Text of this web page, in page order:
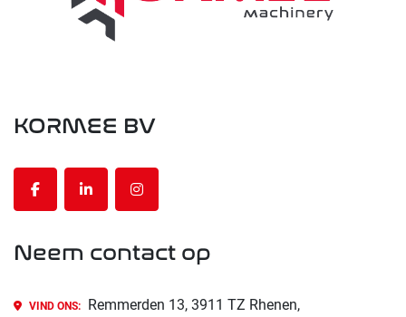
KORMEE BV
facebooklinkedininstagram
Neem contact op
VIND ONS:
Remmerden 13, 3911 TZ Rhenen,